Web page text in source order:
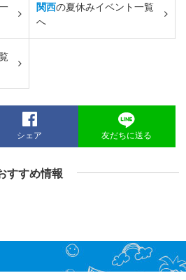
関西の夏休みイベント一覧
へ
シェア 友だちに送る
すすめ情報